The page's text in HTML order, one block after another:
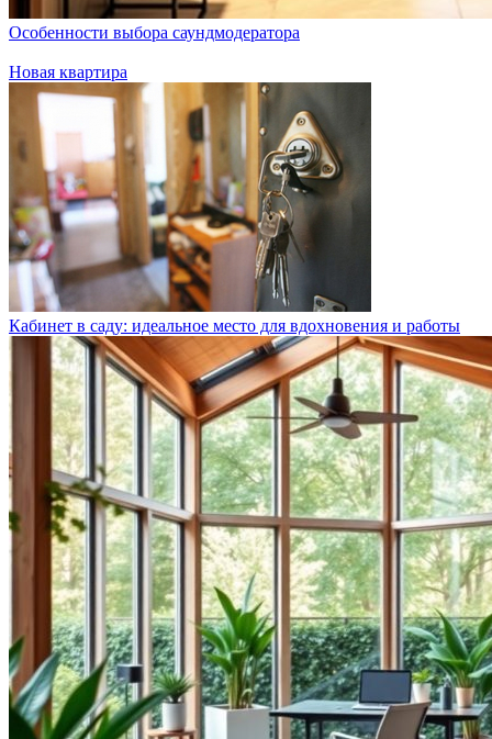
Особенности выбора саундмодератора
Новая квартира
Кабинет в саду: идеальное место для вдохновения и работы